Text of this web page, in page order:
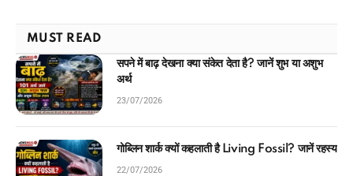
MUST READ
सपने में बाढ़ देखना क्या संकेत देता है? जानें शुभ या अशुभ
अर्थ
23/07/2026
गोब्लिन शार्क क्यों कहलाती है Living Fossil? जानें रहस्य
22/07/2026